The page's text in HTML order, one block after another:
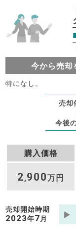
今から売却
特になし。
売却
今後
購入価格
2,900万円
売却開始時期
2023年7 月